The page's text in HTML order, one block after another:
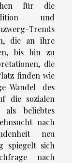
für die
und
Trends
die an ihre
bis hin zu
die
finden wie
Wandel des
die sozialen
beliebtes
nach
neu
spiegelt sich
nach